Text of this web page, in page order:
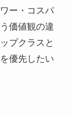
ー・コスパ
価値観の違
プクラスと
優先したい